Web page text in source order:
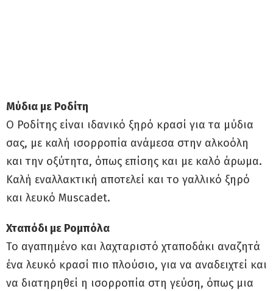
Μύδια με Ροδίτη
Ο Ροδίτης είναι ιδανικό ξηρό κρασί για τα μύδια
σας, με καλή ισορροπία ανάμεσα στην αλκοόλη
και την οξύτητα, όπως επίσης και με καλό άρωμα.
Καλή εναλλακτική αποτελεί και το γαλλικό ξηρό
και λευκό Muscadet.
Χταπόδι με Ρομπόλα
Το αγαπημένο και λαχταριστό χταποδάκι αναζητά
ένα λευκό κρασί πιο πλούσιο, για να αναδειχτεί και
να διατηρηθεί η ισορροπία στη γεύση, όπως μια